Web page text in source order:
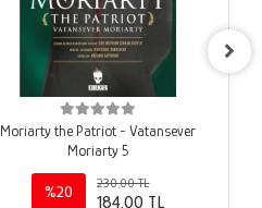
Moriarty the Patriot - Vatansever
Moriarty 5
%20
230,00 TL
184,00 TL